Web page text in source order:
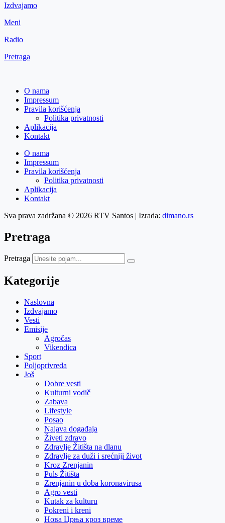
Izdvajamo
Meni
Radio
Pretraga
O nama
Impressum
Pravila korišćenja
Politika privatnosti
Aplikacija
Kontakt
O nama
Impressum
Pravila korišćenja
Politika privatnosti
Aplikacija
Kontakt
Sva prava zadržana © 2026 RTV Santos | Izrada: dimano.rs
Pretraga
Pretraga
Kategorije
Naslovna
Izdvajamo
Vesti
Emisije
Agročas
Vikendica
Sport
Poljoprivreda
Još
Dobre vesti
Kulturni vodič
Zabava
Lifestyle
Posao
Najava događaja
Živeti zdravo
Zdravlje Žitišta na dlanu
Zdravlje za duži i srećniji život
Kroz Zrenjanin
Puls Žitišta
Zrenjanin u doba koronavirusa
Agro vesti
Kutak za kulturu
Pokreni i kreni
Нова Црња кроз време